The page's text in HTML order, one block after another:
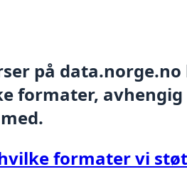
på data.norge.no
formater, avhengig
hvilke formater vi